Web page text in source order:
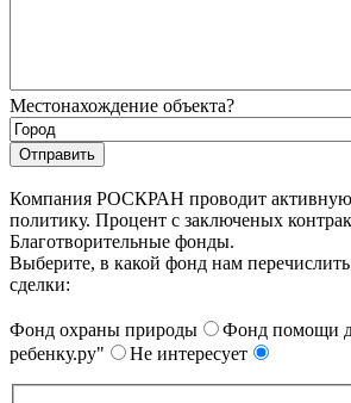
Местонахождение объекта?
Компания РОСКРАН проводит
политику. Процент с заключеных
Благотворительные фонды.
Выберите, в какой фонд нам перечислить
сделки:
Фонд охраны природы
Фонд помощи
ребенку.ру"
Не интересует